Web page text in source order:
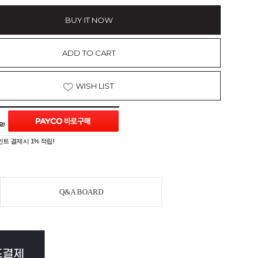
BUY IT NOW
ADD TO CART
WISH LIST
트 결제시 1% 적립!
Q&A BOARD